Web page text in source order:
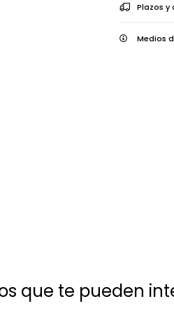
Plazos y
Medios
que te pueden